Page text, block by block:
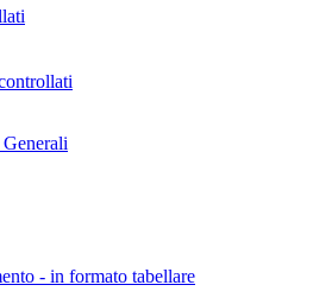
- in formato tabellare